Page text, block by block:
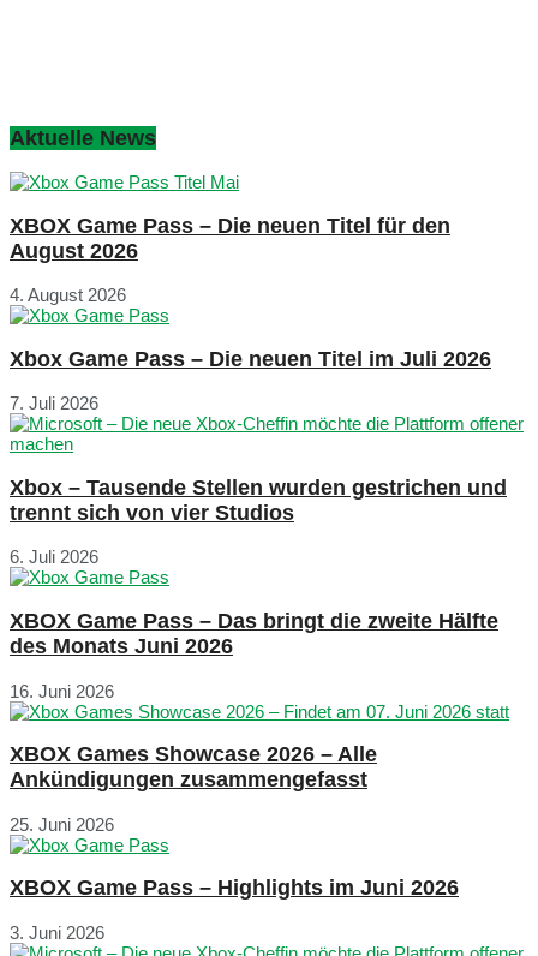
Aktuelle News
XBOX Game Pass – Die neuen Titel für den
August 2026
4. August 2026
Xbox Game Pass – Die neuen Titel im Juli 2026
7. Juli 2026
Xbox – Tausende Stellen wurden gestrichen und
trennt sich von vier Studios
6. Juli 2026
XBOX Game Pass – Das bringt die zweite Hälfte
des Monats Juni 2026
16. Juni 2026
XBOX Games Showcase 2026 – Alle
Ankündigungen zusammengefasst
25. Juni 2026
XBOX Game Pass – Highlights im Juni 2026
3. Juni 2026